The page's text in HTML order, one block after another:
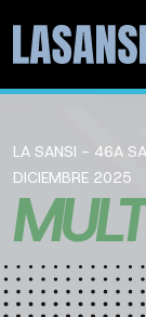
LA SANSI - 46A
DICIEMBRE 2025